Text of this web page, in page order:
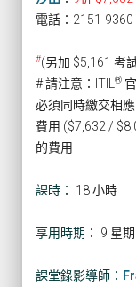
電話：2151-9360
#(另加 $5,161 考
# 請注意：ITIL
®
必須同時繳交相
費用 ($7,632 /
的費用
課時： 18 小時
享用時期： 9 星
課堂錄影導師：